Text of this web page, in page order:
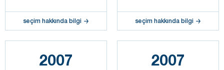
seçim hakkında bilgi seçim hakkında bilgi
2007 2007